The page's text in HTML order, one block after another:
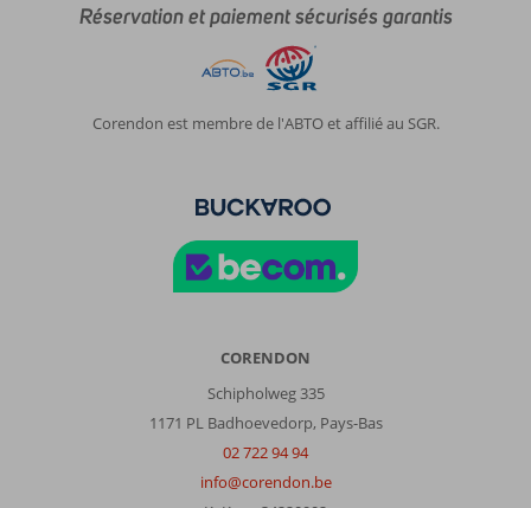
Réservation et paiement sécurisés garantis
Corendon est membre de l'ABTO et affilié au SGR.
CORENDON
Schipholweg 335
1171 PL Badhoevedorp, Pays-Bas
02 722 94 94
info@corendon.be